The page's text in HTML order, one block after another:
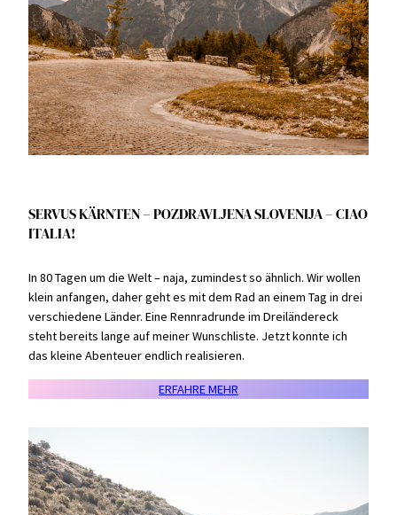
SERVUS KÄRNTEN – POZDRAVLJENA SLOVENIJA – CIAO
ITALIA!
In 80 Tagen um die Welt – naja, zumindest so ähnlich. Wir wollen
klein anfangen, daher geht es mit dem Rad an einem Tag in drei
verschiedene Länder. Eine Rennradrunde im Dreiländereck
steht bereits lange auf meiner Wunschliste. Jetzt konnte ich
das kleine Abenteuer endlich realisieren.
ERFAHRE MEHR